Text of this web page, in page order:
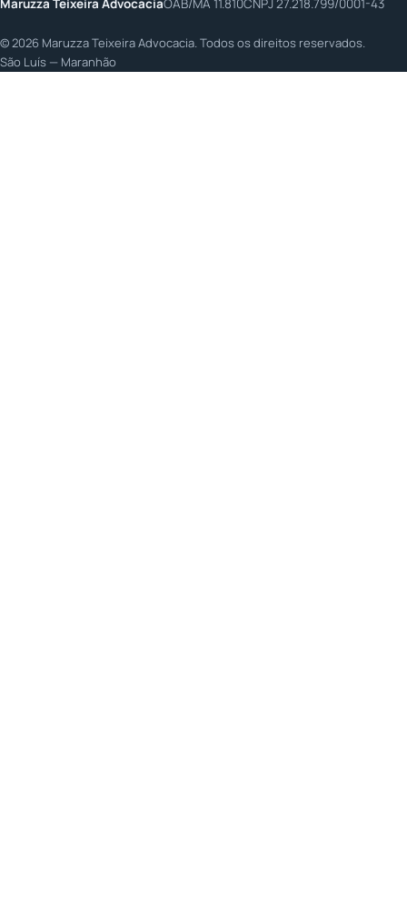
Maruzza Teixeira AdvocaciaOAB/MA 11.810CNPJ 27.218.799/0001-43
©2026 Maruzza Teixeira Advocacia. Todos os direitos reservados.
São Luís — Maranhão